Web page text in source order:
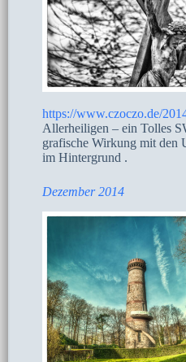
https://www.czoczo.de/
Allerheiligen – ein Tolles
grafische Wirkung mit den
im Hintergrund .
Dezember 2014